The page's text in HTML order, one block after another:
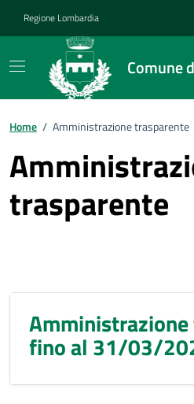
Regione Lombardia
Comune
Home / Amministrazione trasparente
trasparente
fino al 31/03/